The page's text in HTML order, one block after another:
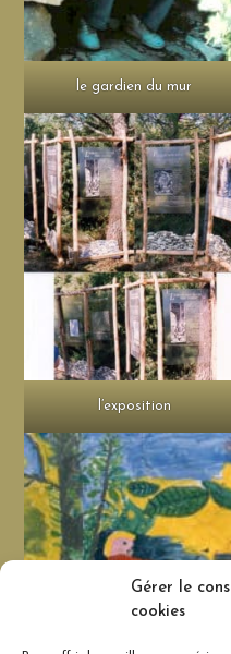
Gérer le
cookies
le gardien du mur
l’exposition